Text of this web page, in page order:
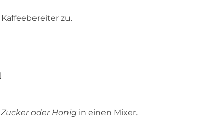
zu.
Zucker oder Honig in einen Mixer.